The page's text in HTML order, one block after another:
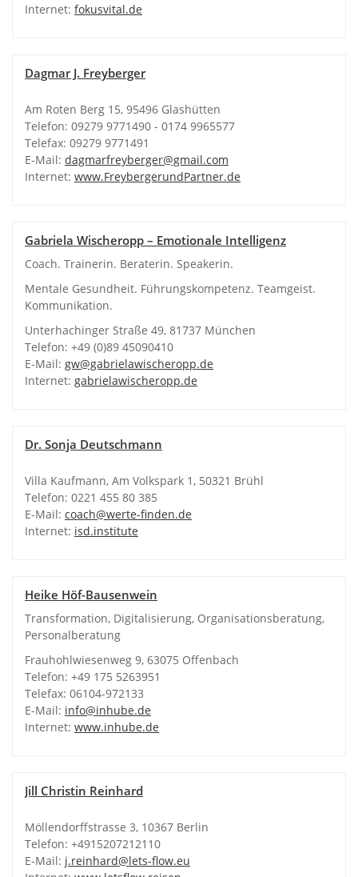
Internet: fokusvital.de
Dagmar J. Freyberger
Am Roten Berg 15, 95496 Glashütten
Telefon: 09279 9771490 - 0174 9965577
Telefax: 09279 9771491
E-Mail: dagmarfreyberger@gmail.com
Internet: www.FreybergerundPartner.de
Gabriela Wischeropp – Emotionale Intelligenz
Coach. Trainerin. Beraterin. Speakerin.
Mentale Gesundheit. Führungskompetenz. Teamgeist.
Kommunikation.
Unterhachinger Straße 49, 81737 München
Telefon: +49 (0)89 45090410
E-Mail: gw@gabrielawischeropp.de
Internet: gabrielawischeropp.de
Dr. Sonja Deutschmann
Villa Kaufmann, Am Volkspark 1, 50321 Brühl
Telefon: 0221 455 80 385
E-Mail: coach@werte-finden.de
Internet: isd.institute
Heike Höf-Bausenwein
Transformation, Digitalisierung, Organisationsberatung,
Personalberatung
Frauhohlwiesenweg 9, 63075 Offenbach
Telefon: +49 175 5263951
Telefax: 06104-972133
E-Mail: info@inhube.de
Internet: www.inhube.de
Jill Christin Reinhard
Möllendorffstrasse 3, 10367 Berlin
Telefon: +4915207212110
E-Mail: j.reinhard@lets-flow.eu